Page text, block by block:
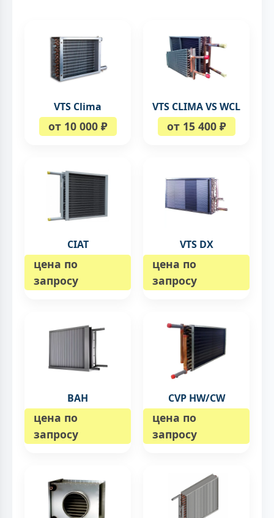
VTS Clima
от 10 000 ₽
VTS CLIMA VS WCL
от 15 400 ₽
CIAT
цена по
запросу
VTS DX
цена по
запросу
ВAH
цена по
запросу
CVP HW/CW
цена по
запросу